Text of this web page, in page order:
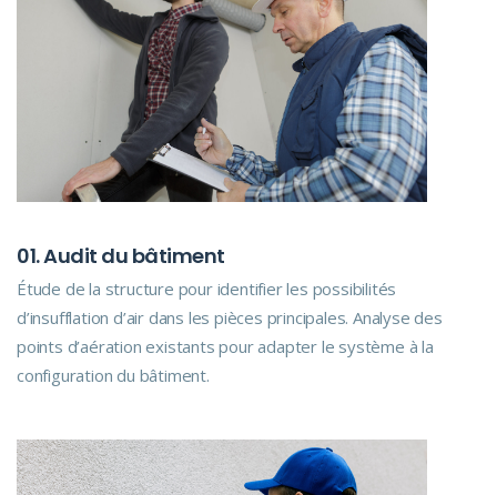
01. Audit du bâtiment
Étude de la structure pour identifier les possibilités
d’insufflation d’air dans les pièces principales. Analyse des
points d’aération existants pour adapter le système à la
configuration du bâtiment.